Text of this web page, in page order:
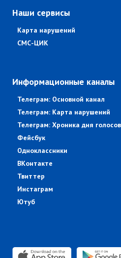
Наши сервисы
Карта нарушений
СМС-ЦИК
Информационные каналы
Телеграм: Основной канал
Телеграм: Карта нарушений
Телеграм: Хроника дня
Фейсбук
Одноклассники
ВКонтакте
Твиттер
Инстаграм
Ютуб